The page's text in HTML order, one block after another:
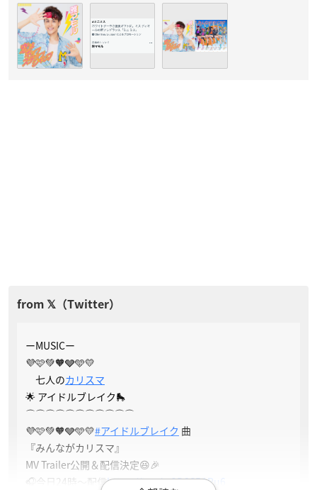
ーMUSICー
💜🩷💚🧡🩶🩵💛
七人のカリスマ
🌟 アイドルブレイク🛼
⌒⌒⌒⌒⌒⌒⌒⌒⌒⌒⌒
💜🩷💚🧡🩶🩵💛#アイドルブレイク 曲
『みんながカリスマ』
MV Trailer公開＆配信決定😆🎉
🎧今日24時〜配信https://t.co/m2D8SB1Ru6